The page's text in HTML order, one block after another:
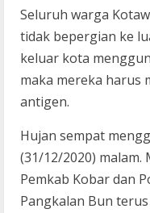
Seluruh warga
tidak bepergian ke
keluar kota
maka mereka harus
antigen.
Hujan sempat
(31/12/2020)
Pemkab Kobar dan
Pangkalan Bun